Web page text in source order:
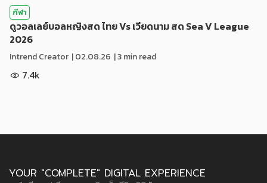
กีฬา
ดูวอลเลย์บอลหญิงสด ไทย Vs เวียดนาม สด Sea V League
2026
Intrend Creator |02.08.26 | 3 min read
7.4k
YOUR "COMPLETE" DIGITAL EXPERIENCE